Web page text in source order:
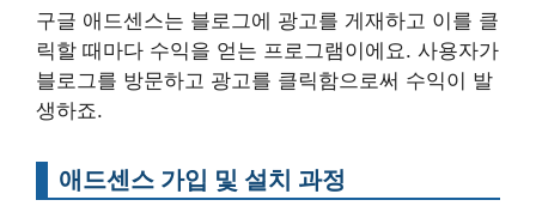
구글 애드센스는 블로그에 광고를 게재하고 이를 클
릭할 때마다 수익을 얻는 프로그램이에요. 사용자가
블로그를 방문하고 광고를 클릭함으로써 수익이 발
생하죠.
애드센스 가입 및 설치 과정